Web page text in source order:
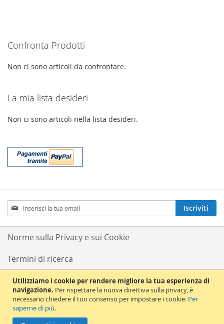
Utilizziamo i cookie per rendere migliore la tua esperienza di
navigazione. Per rispettare la nuova direttiva sulla privacy, è
necessario chiedere il tuo consenso per impostare i cookie. Per
saperne di più.
DESIDERI
Confronta Prodotti
Non ci sono articoli da confrontare.
La mia lista desideri
Non ci sono articoli nella lista desideri.
Iscriviti
alla
nostra
Newsletter:
Iscriviti
Norme sulla Privacy e sui Cookie
Termini di ricerca
Ricerca avanzata
Ordini e resi
© 2012 La Chiave del Violino. All Rights Reserved. La Chiave del Violino s.a.s